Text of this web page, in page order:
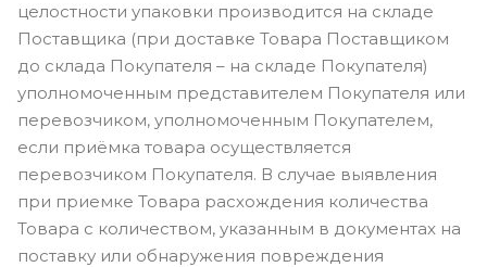
целостности упаковки производится на складе
Поставщика (при доставке Товара Поставщиком
до склада Покупателя – на складе Покупателя)
уполномоченным представителем Покупателя или
перевозчиком, уполномоченным Покупателем,
если приёмка товара осуществляется
перевозчиком Покупателя. В случае выявления
при приемке Товара расхождения количества
Товара с количеством, указанным в документах на
поставку или обнаружения повреждения